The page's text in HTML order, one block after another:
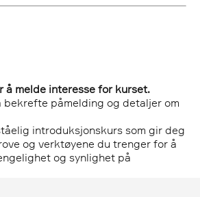
å melde interesse for kurset.
påmelding og detaljer om
introduksjonskurs som gir deg
og verktøyene du trenger for å
og synlighet på